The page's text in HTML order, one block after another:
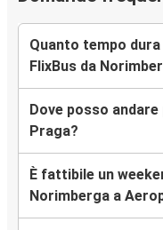
Quanto tempo
FlixBus da
Dove posso
Praga?
È fattibile un
Norimberga a